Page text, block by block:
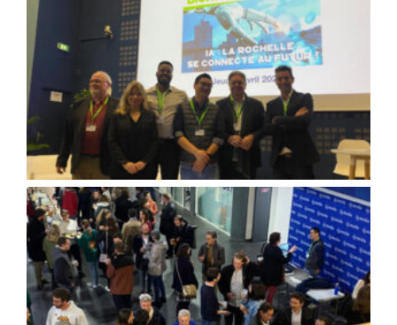
DigitalNight 2024 : table ronde du l’IA
Temps d’échange et de convivialité